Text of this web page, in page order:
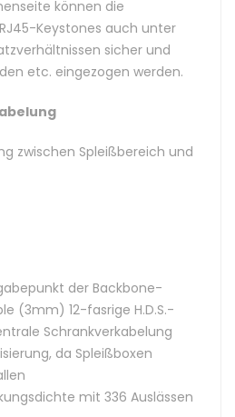
können die
Keystones auch unter
sicher und
etc. eingezogen werden.
zwischen Spleißbereich und
der Backbone-
(3mm) 12-fasrige H.D.S.-
Schrankverkabelung
da Spleißboxen
mit 336 Auslässen